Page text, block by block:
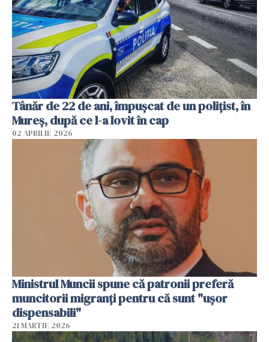
Tânăr de 22 de ani, împușcat de un polițist, în
Mureș, după ce l-a lovit în cap
02 APRILIE 2026
Ministrul Muncii spune că patronii preferă
muncitorii migranți pentru că sunt "uşor
dispensabili"
21 MARTIE 2026